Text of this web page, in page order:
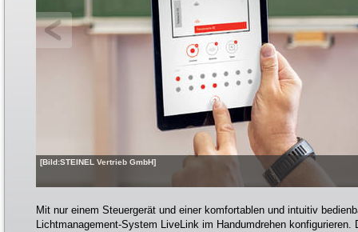
[Bild:STEINEL Vertrieb GmbH]
Mit nur einem Steuergerät und einer komfortablen und intuitiv
Lichtmanagement-System LiveLink im Handumdrehen